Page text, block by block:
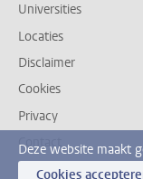
Universities
Locaties
Disclaimer
Cookies
Privacy
Contact
Deze website maakt
Cookies